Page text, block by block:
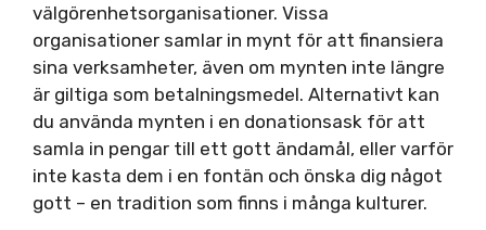
välgörenhetsorganisationer. Vissa
organisationer samlar in mynt för att finansiera
sina verksamheter, även om mynten inte längre
är giltiga som betalningsmedel. Alternativt kan
du använda mynten i en donationsask för att
samla in pengar till ett gott ändamål, eller varför
inte kasta dem i en fontän och önska dig något
gott – en tradition som finns i många kulturer.